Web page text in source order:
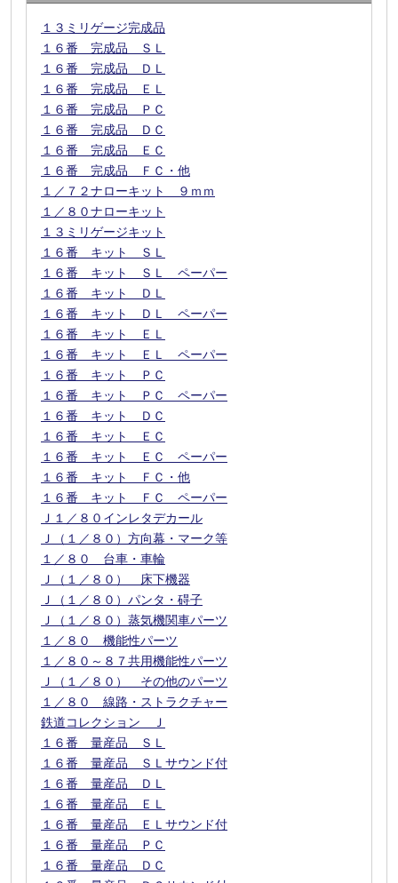
１３ミリゲージ完成品
１６番 完成品 ＳＬ
１６番 完成品 ＤＬ
１６番 完成品 ＥＬ
１６番 完成品 ＰＣ
１６番 完成品 ＤＣ
１６番 完成品 ＥＣ
１６番 完成品 ＦＣ・他
１／７２ナローキット ９ｍｍ
１／８０ナローキット
１３ミリゲージキット
１６番 キット ＳＬ
１６番 キット ＳＬ ペーパー
１６番 キット ＤＬ
１６番 キット ＤＬ ペーパー
１６番 キット ＥＬ
１６番 キット ＥＬ ペーパー
１６番 キット ＰＣ
１６番 キット ＰＣ ペーパー
１６番 キット ＤＣ
１６番 キット ＥＣ
１６番 キット ＥＣ ペーパー
１６番 キット ＦＣ・他
１６番 キット ＦＣ ペーパー
Ｊ１／８０インレタデカール
Ｊ（１／８０）方向幕・マーク等
１／８０ 台車・車輪
Ｊ（１／８０） 床下機器
Ｊ（１／８０）パンタ・碍子
Ｊ（１／８０）蒸気機関車パーツ
１／８０ 機能性パーツ
１／８０～８７共用機能性パーツ
Ｊ（１／８０） その他のパーツ
１／８０ 線路・ストラクチャー
鉄道コレクション Ｊ
１６番 量産品 ＳＬ
１６番 量産品 ＳＬサウンド付
１６番 量産品 ＤＬ
１６番 量産品 ＥＬ
１６番 量産品 ＥＬサウンド付
１６番 量産品 ＰＣ
１６番 量産品 ＤＣ